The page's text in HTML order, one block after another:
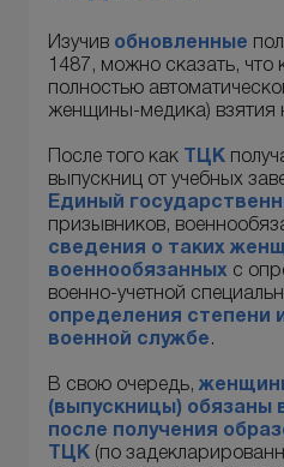
Изучив обновленные
1487, можно сказать, что
полностью
женщины-медика) взятия
После того как ТЦК
выпускниц от учебных
Единый
призывников,
сведения о таких
военнообязанных с
военно-учетной
определения степени
военной службе .
В свою очередь,
(выпускницы) обязаны
после получения
ТЦК (по